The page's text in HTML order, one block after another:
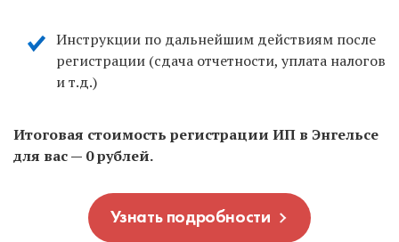
Инструкции по дальнейшим действиям после
регистрации (сдача отчетности, уплата налогов
и т.д.)
Итоговая стоимость регистрации ИП в Энгельсе
для вас — 0 рублей.
Узнать подробности